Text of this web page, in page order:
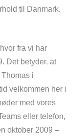
til Danmark.
fra vi har
Det betyder, at
i
velkommen her i
med vores
eller telefon,
oktober 2009 –